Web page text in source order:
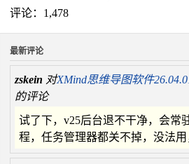
评论：1,478
最新评论
zskein 对XMind思维导图软件
的评论
试了下，v25后台退不干净，会常
程，任务管理器都关不掉，没法用